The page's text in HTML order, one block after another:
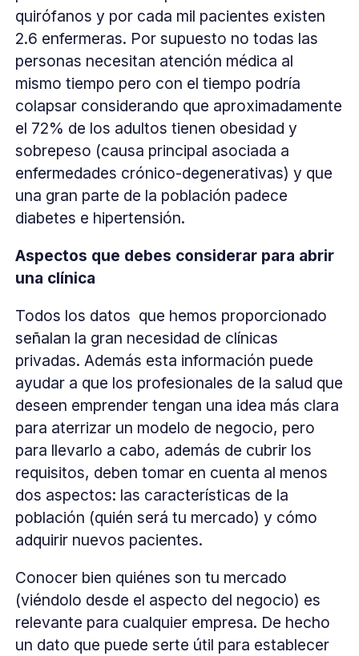
quirófanos y por cada mil pacientes existen
2.6 enfermeras. Por supuesto no todas las
personas necesitan atención médica al
mismo tiempo pero con el tiempo podría
colapsar considerando que aproximadamente
el 72% de los adultos tienen obesidad y
sobrepeso (causa principal asociada a
enfermedades crónico-degenerativas) y que
una gran parte de la población padece
diabetes e hipertensión.
Aspectos que debes considerar para abrir
una clínica
Todos los datos que hemos proporcionado
señalan la gran necesidad de clínicas
privadas. Además esta información puede
ayudar a que los profesionales de la salud que
deseen emprender tengan una idea más clara
para aterrizar un modelo de negocio, pero
para llevarlo a cabo, además de cubrir los
requisitos, deben tomar en cuenta al menos
dos aspectos: las características de la
población (quién será tu mercado) y cómo
adquirir nuevos pacientes.
Conocer bien quiénes son tu mercado
(viéndolo desde el aspecto del negocio) es
relevante para cualquier empresa. De hecho
un dato que puede serte útil para establecer